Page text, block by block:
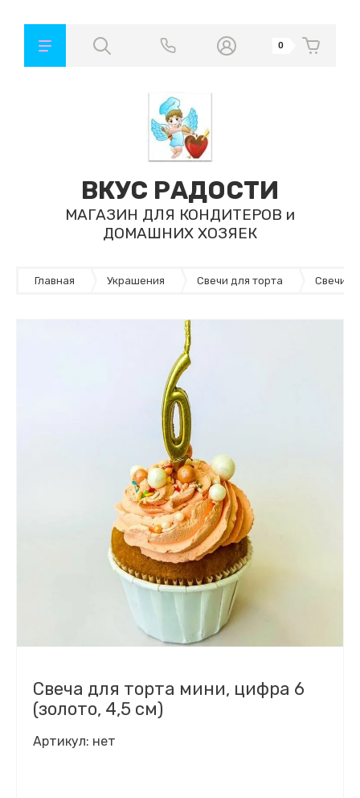
ВКУС РАДОСТИ
МАГАЗИН ДЛЯ КОНДИТЕРОВ и
ДОМАШНИХ ХОЗЯЕК
0
Главная Украшения Свечи для торта Свечи-
Свеча для торта мини, цифра 6
(золото, 4,5 см)
Артикул: нет